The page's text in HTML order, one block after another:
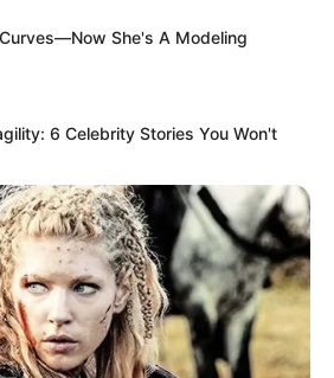
schönsten Burgen zu sehen.
She's A Modeling
6 Celebrity Stories You Won't